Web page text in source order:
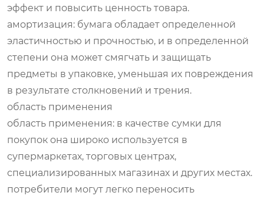
эффект и повысить ценность товара.
амортизация: бумага обладает определенной
эластичностью и прочностью, и в определенной
степени она может смягчать и защищать
предметы в упаковке, уменьшая их повреждения
в результате столкновений и трения.
область применения
область применения: в качестве сумки для
покупок она широко используется в
супермаркетах, торговых центрах,
специализированных магазинах и других местах.
потребители могут легко переносить